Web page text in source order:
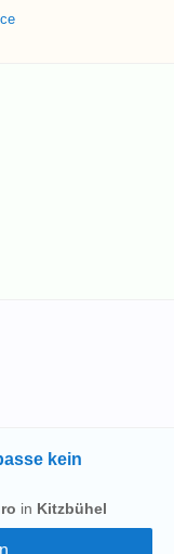
kein
in Kitzbühel